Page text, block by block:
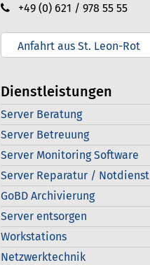
+49 (0) 621 / 978 55 55
Anfahrt aus St. Leon-Rot
Dienstleistungen
Server Beratung
Server Betreuung
Server Monitoring Software
Server Reparatur / Notdienst
GoBD Archivierung
Server entsorgen
Workstations
Netzwerktechnik